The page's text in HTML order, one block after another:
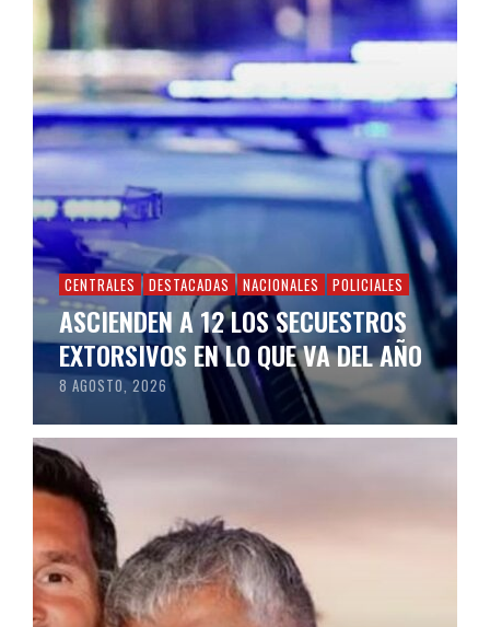
CENTRALES DESTACADAS NACIONALES POLICIALES
ASCIENDEN A 12 LOS SECUESTROS
EXTORSIVOS EN LO QUE VA DEL AÑO
8 AGOSTO, 2026